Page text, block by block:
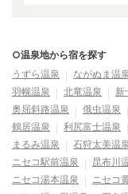
○温泉地から宿を探す
うずら温泉
ながぬま温
羽幌温泉
北竜温泉 新
奥屈斜路温泉
俄虫温泉
鶴居温泉
利尻富士温泉
まるみ温泉
石狩太美温
ニセコ駅前温泉
昆布川
ニセコ湯本温泉
ニセコ